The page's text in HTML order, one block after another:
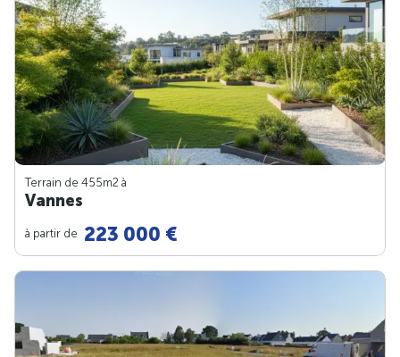
Terrain de 455m2 à
Vannes
à partir de 223 000 €